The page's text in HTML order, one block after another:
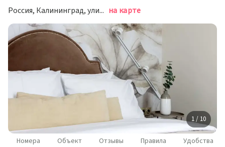
Россия, Калининград, улица 9 Апреля, 88А на карте
1 / 10
Номера Объект Отзывы Правила Удобства